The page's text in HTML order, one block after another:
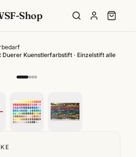
Shop
Kuenstlerfarbstift · Einzelstift alle